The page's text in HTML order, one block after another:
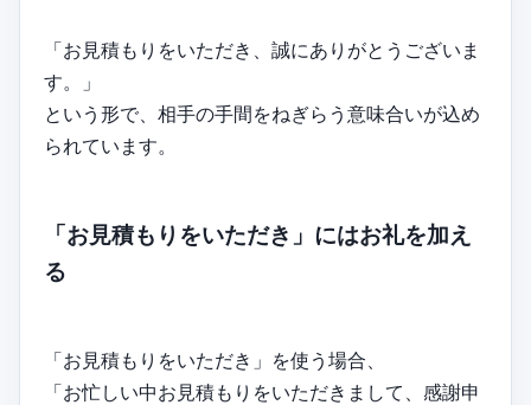
「お見積もりをいただき、誠にありがとうございま
す。」
という形で、相手の手間をねぎらう意味合いが込め
られています。
「お見積もりをいただき」にはお礼を加え
る
「お見積もりをいただき」を使う場合、
「お忙しい中お見積もりをいただきまして、感謝申